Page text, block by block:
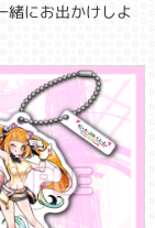
緒にお出かけしよ